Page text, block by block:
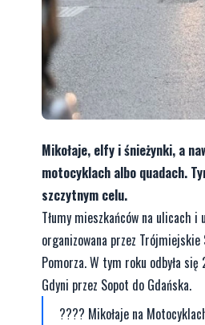
Mikołaje, elfy i śnieżynki, a
motocyklach albo quadach.
szczytnym celu.
Tłumy mieszkańców na ulicach
organizowana przez Trójmiejskie
Pomorza. W tym roku odbyła
Gdyni przez Sopot do Gdańska.
???? Mikołaje na